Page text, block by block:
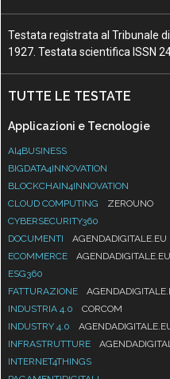
Testata registrata al Tribunale
1927. Testata scientifica ISSN
TUTTE LE TESTATE
Applicazioni e Tecnologie
AI4BUSINESS
BIGDATA4INNOVATION
BLOCKCHAIN4INNOVATION
CLOUD COMPUTING
ZEROUNO
CYBERSECURITY360
DOCUMENTI
AGENDADIGITALE.EU
ECOMMERCE
AGENDADIGITALE.EU
ESG360
FATTURAZIONE
INDUSTRIA 4.0
CORCOM
INDUSTRY 4.0
INFRASTRUTTURE
INTERNET4THINGS